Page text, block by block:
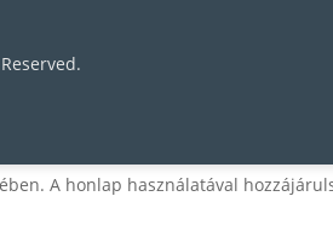
A honlap használatával